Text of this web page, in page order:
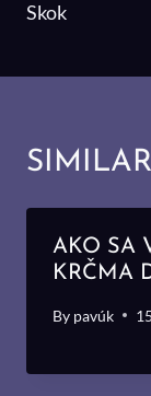
V
Skok
AKO SA
KRČMA
By pavúk